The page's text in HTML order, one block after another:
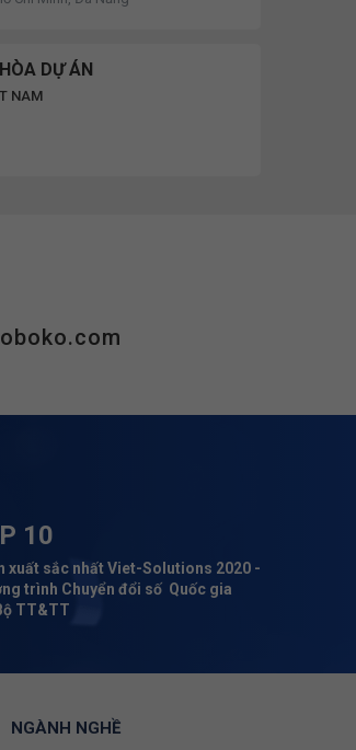
DỰ ÁN
NAM
10
xuất sắc nhất Viet-Solutions 2020 -
trình Chuyển đổi số Quốc gia
TT&TT
NGÀNH NGHỀ